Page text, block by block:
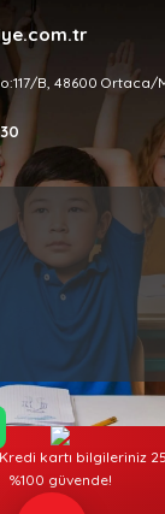
B, 48600 Ortaca/
kartı bilgileriniz
%100 güvende!